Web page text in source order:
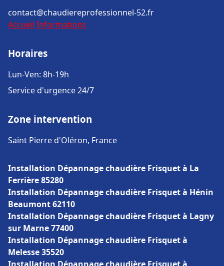
contact@chaudiereprofessionnel-52.fr
Accueil Informations
Horaires
Lun-Ven: 8h-19h
Service d'urgence 24/7
Zone intervention
Saint Pierre d'Oléron, France
Installation Dépannage chaudière Frisquet à La
Ferrière 85280
Installation Dépannage chaudière Frisquet à Hénin
Beaumont 62110
Installation Dépannage chaudière Frisquet à Lagny
sur Marne 77400
Installation Dépannage chaudière Frisquet à
Melesse 35520